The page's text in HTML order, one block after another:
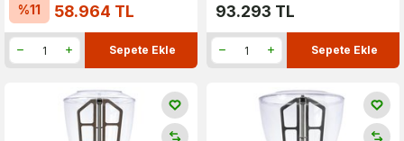
%11 58.964 TL
Sepete Ekle
93.293 TL
Sepete Ekle